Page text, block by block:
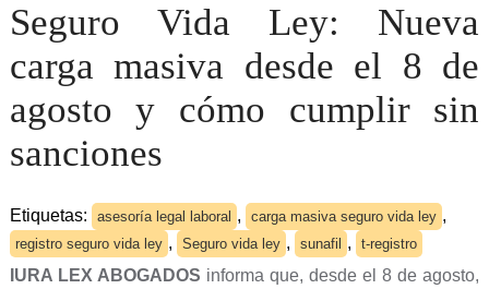
Seguro Vida Ley: Nueva
carga masiva desde el 8 de
agosto y cómo cumplir sin
sanciones
Etiquetas: asesoría legal laboral , carga masiva seguro vida ley ,
registro seguro vida ley , Seguro vida ley , sunafil , t-registro
IURA LEX ABOGADOS informa que, desde el 8 de agosto,